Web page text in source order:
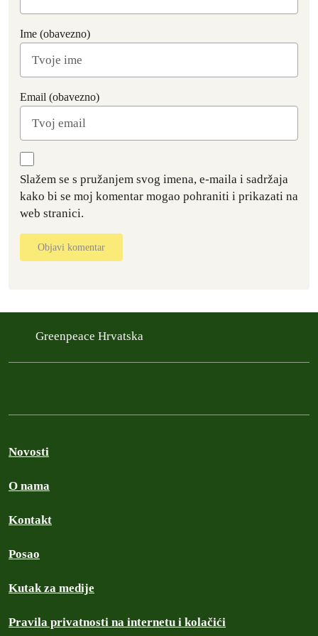
Ime (obavezno)
Email (obavezno)
Slažem se s pružanjem svog imena, e-maila i sadržaja
kako bi se moj komentar mogao pohraniti i prikazati na
web stranici.
Objavi komentar
Greenpeace Hrvatska
Novosti
O nama
Kontakt
Posao
Kutak za medije
Pravila privatnosti na internetu i kolačići